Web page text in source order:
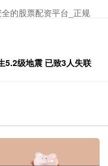
的股票配资平台_正规
5.2级地震 已致3人失联